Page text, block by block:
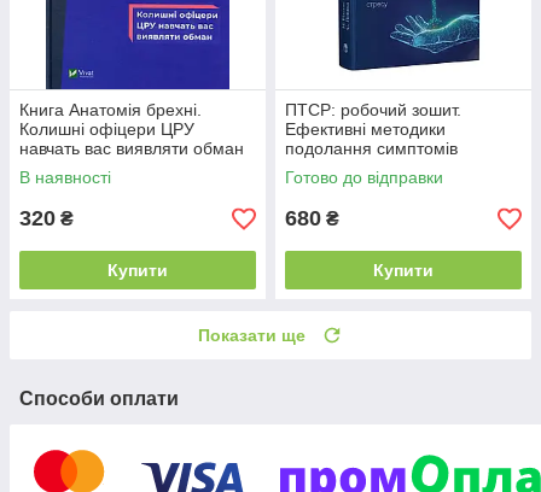
Книга Анатомія брехні.
Колишні офіцери ЦРУ
навчать вас виявляти обман
Ф. Г'юстон
В наявності
320 ₴
Купити
ПТСР: робочий зошит.
Ефективні методики
подолання симптомів
травматичного стресу Мері
Бет Вільямс
Готово до відправки
680 ₴
Купити
Показати ще
Способи оплати